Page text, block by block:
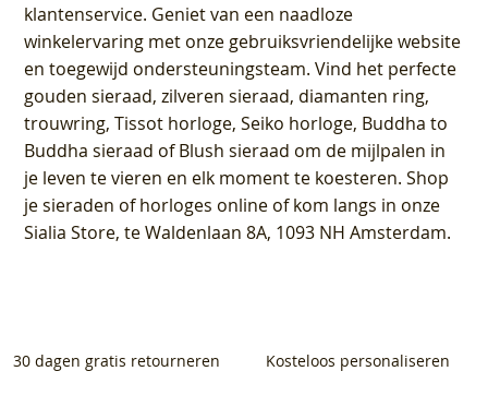
klantenservice. Geniet van een naadloze
winkelervaring met onze gebruiksvriendelijke website
en toegewijd ondersteuningsteam. Vind het perfecte
gouden sieraad, zilveren sieraad, diamanten ring,
trouwring, Tissot horloge, Seiko horloge, Buddha to
Buddha sieraad of Blush sieraad om de mijlpalen in
je leven te vieren en elk moment te koesteren. Shop
je sieraden of horloges online of kom langs in onze
Sialia Store, te Waldenlaan 8A, 1093 NH Amsterdam.
30 dagen gratis retourneren Kosteloos personaliseren